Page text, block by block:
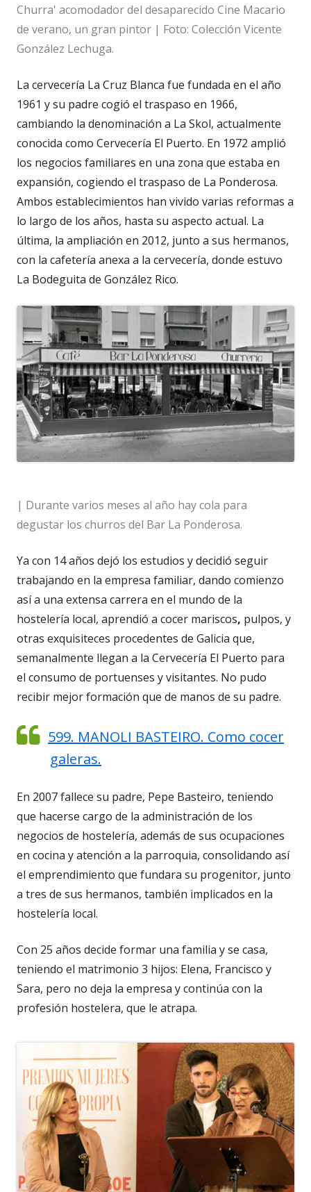
Churra' acomodador del desaparecido Cine Macario
de verano, un gran pintor | Foto: Colección Vicente
González Lechuga.
La cervecería La Cruz Blanca fue fundada en el año
1961 y su padre cogió el traspaso en 1966,
cambiando la denominación a La Skol, actualmente
conocida como Cervecería El Puerto. En 1972 amplió
los negocios familiares en una zona que estaba en
expansión, cogiendo el traspaso de La Ponderosa.
Ambos establecimientos han vivido varias reformas a
lo largo de los años, hasta su aspecto actual. La
última, la ampliación en 2012, junto a sus hermanos,
con la cafetería anexa a la cervecería, donde estuvo
La Bodeguita de González Rico.
| Durante varios meses al año hay cola para
degustar los churros del Bar La Ponderosa.
Ya con 14 años dejó los estudios y decidió seguir
trabajando en la empresa familiar, dando comienzo
así a una extensa carrera en el mundo de la
hostelería local, aprendió a cocer mariscos, pulpos, y
otras exquisiteces procedentes de Galicia que,
semanalmente llegan a la Cervecería El Puerto para
el consumo de portuenses y visitantes. No pudo
recibir mejor formación que de manos de su padre.
599. MANOLI BASTEIRO. Como cocer
galeras.
En 2007 fallece su padre, Pepe Basteiro, teniendo
que hacerse cargo de la administración de los
negocios de hostelería, además de sus ocupaciones
en cocina y atención a la parroquia, consolidando así
el emprendimiento que fundara su progenitor, junto
a tres de sus hermanos, también implicados en la
hostelería local.
Con 25 años decide formar una familia y se casa,
teniendo el matrimonio 3 hijos: Elena, Francisco y
Sara, pero no deja la empresa y continúa con la
profesión hostelera, que le atrapa.